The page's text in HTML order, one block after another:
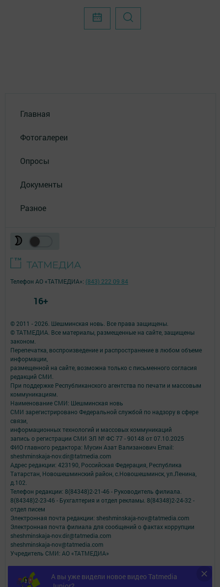
Главная
Фотогалереи
Опросы
Документы
Разное
А вы уже видели новое видео Tatmedia
© 2011 - 2026. Шешминская новь. Все права защищены.
© ТАТМЕДИА. Все материалы, размещенные на сайте, защищены
законом.
Перепечатка, воспроизведение и распространение в любом объеме
информации,
размещенной на сайте, возможна только с письменного согласия
редакций СМИ.
При поддержке Республиканского агентства по печати и массовым
коммуникациям.
Наименование СМИ: Шешминская новь
СМИ зарегистрировано Федеральной службой по надзору в сфере
связи,
информационных технологий и массовых коммуникаций
запись о регистрации СМИ ЭЛ № ФС 77 - 90148 от 07.10.2025
ФИО главного редактора: Мусин Азат Вализанович Email:
sheshminskaja-nov.dir@tatmedia.com
Адрес редакции: 423190, Российская Федерация, Республика
Татарстан, Новошешминский район, с.Новошешминск, ул.Ленина,
д.102.
Телефон редакции: 8(84348)2-21-46 - Руководитель филиала.
8(84348)2-23-46 - Бухгалтерия и отдел рекламы. 8(84348)2-24-32 -
отдел писем
Электронная почта редакции: sheshminskaja-nov@tatmedia.com
Электронная почта филиала для сообщений о фактах коррупции
sheshminskaja-nov.dir@tatmedia.com
sheshminskaja-nov@tatmedia.com
Учредитель СМИ: АО «ТАТМЕДИА»
Антикоррупционная политика
АО «ТАТМЕДИА» использует «cookie»для персонализации сервисов и
Телефон АО «ТАТМЕДИА»: (843) 222 09 84
16+